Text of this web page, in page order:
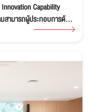
Capability
สามารถผู้ประกอบการด้วย